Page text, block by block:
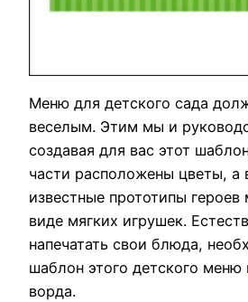
Меню для детского сада
веселым. Этим мы и
создавая для вас этот
части расположены цветы, а
известные прототипы
виде мягких игрушек.
напечатать свои блюда,
шаблон этого детского меню
ворда.